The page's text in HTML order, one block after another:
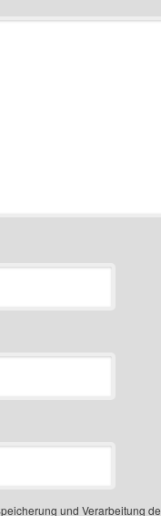
und Verarbeitung